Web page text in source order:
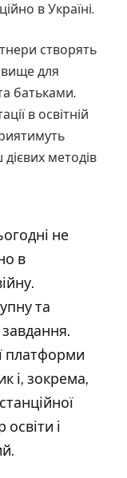
в Україні.
створять
для
батьками.
в освітній
методів
не
в
та
платформи
і, зокрема,
освіти і